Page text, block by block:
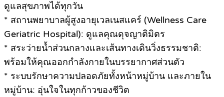
ดูแลสุขภาพได้ทุกวัน
* สถานพยาบาลผู้สูงอายุเวลเนสแคร์ (Wellness Care
Geriatric Hospital): ดูแลคุณดุจญาติมิตร
* สระว่ายน้ำส่วนกลางและเส้นทางเดินวิ่งธรรมชาติ:
พร้อมให้คุณออกกำลังกายในบรรยากาศส่วนตัว
* ระบบรักษาความปลอดภัยทั้งหน้าหมู่บ้าน และภายใน
หมู่บ้าน: อุ่นใจในทุกก้าวของชีวิต